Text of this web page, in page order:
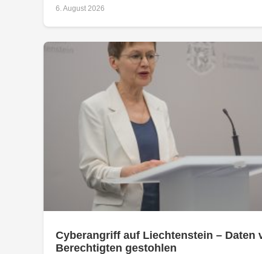
6. August 2026
Cyberangriff auf Liechtenstein – Daten
Berechtigten gestohlen